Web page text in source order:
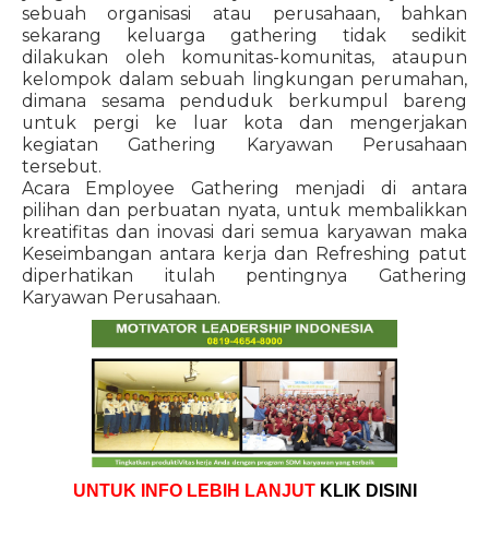
sebuah organisasi atau perusahaan, bahkan
sekarang keluarga gathering tidak sedikit
dilakukan oleh komunitas-komunitas, ataupun
kelompok dalam sebuah lingkungan perumahan,
dimana sesama penduduk berkumpul bareng
untuk pergi ke luar kota dan mengerjakan
kegiatan Gathering Karyawan Perusahaan
tersebut.
Acara Employee Gathering menjadi di antara
pilihan dan perbuatan nyata, untuk membalikkan
kreatifitas dan inovasi dari semua karyawan maka
Keseimbangan antara kerja dan Refreshing patut
diperhatikan itulah pentingnya Gathering
Karyawan Perusahaan.
UNTUK INFO LEBIH LANJUT KLIK DISINI